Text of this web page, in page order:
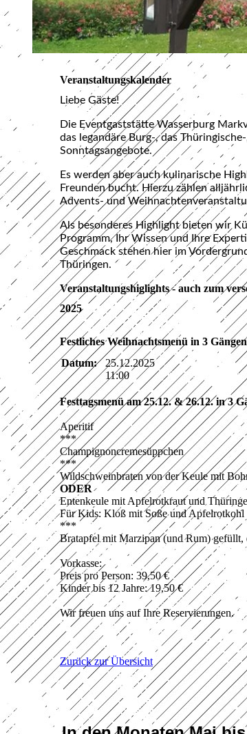
Veranstaltungskalender
Liebe Gäste!
Die Eventgaststätte Wasserburg
das legandäre Burg-, das
Sonntagsangebote.
Es werden aber auch kulinarische
Freunden bucht. Hierzu zählen
Advents- und
Als besonderes Highlight bieten wir
Programm, Ihr Wissen und Ihre
Geschmack stehen hier im
Thüringen.
Veranstaltungshiglights - auch zum
2025
Festliches Weihnachtsmenü in 3 Gängen
Datum:
25.12.2025
11:00
Festtagsmenü am 25.12. & 26.12. in 3
Aperitif
***
Champignoncremesüppchen
***
Wildschweinbraten von der Keule mit
ODER
Entenkeule mit Apfelrotkraut und
Für Kids: Kloß mit Soße und Apfelrotkohl
***
Bratapfel mit Marzipan (und Rum)
Vorkasse:
Preis pro Person: 39,50 €
Kinder bis 12 Jahre: 19,50 €
Wir freuen uns auf Ihre Reservierungen.
Zurück zur Übersicht